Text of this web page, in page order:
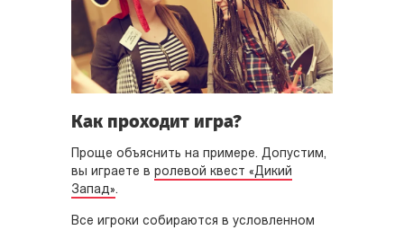
Как проходит игра?
Проще объяснить на примере. Допустим,
вы играете в ролевой квест «Дикий
Запад».
Все игроки собираются в условленном